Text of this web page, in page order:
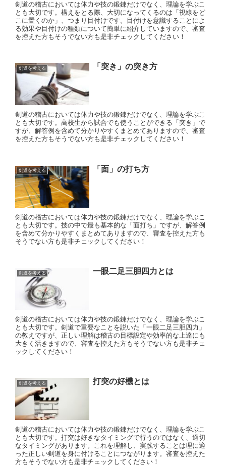
剣道の稽古においては体力や技の鍛錬だけでなく、理論を学ぶこ
とも大切です。構えをとる際、大切になってくるのは「視線をど
こに置くのか」、つまり目付けです。目付けを意識することによ
る効果や目付けの種類について簡単に紹介していますので、審査
を控えた方もそうでない方も是非チェックしてください！
剣道を考える 「突き」の突き方
剣道の稽古においては体力や技の鍛錬だけでなく、理論を学ぶこ
とも大切です。高校生から試合でも使うことができる「突き」で
すが、解答例を含めて分かりやすくまとめてありますので、審査
を控えた方もそうでない方も是非チェックしてください！
剣道を考える 「面」の打ち方
剣道の稽古においては体力や技の鍛錬だけでなく、理論を学ぶこ
とも大切です。技の中で最も基本的な「面打ち」ですが、解答例
を含めて分かりやすくまとめてありますので、審査を控えた方も
そうでない方も是非チェックしてください！
剣道を考える 一眼二足三胆四力とは
剣道の稽古においては体力や技の鍛錬だけでなく、理論を学ぶこ
とも大切です。剣道で重要なことを説いた「一眼二足三胆四力」
の教えですが、正しい理解は稽古の目標設定や効率的な上達にも
大きく活きますので、審査を控えた方もそうでない方も是非チェ
ックしてください！
剣道を考える 打突の好機とは
剣道の稽古においては体力や技の鍛錬だけでなく、理論を学ぶこ
とも大切です。打突は好きなタイミングで行うのではなく、適切
なタイミングがあります。これを理解し、実践することは理に適
った正しい剣道を身に付けることにつながります。審査を控えた
方もそうでない方も是非チェックしてください！